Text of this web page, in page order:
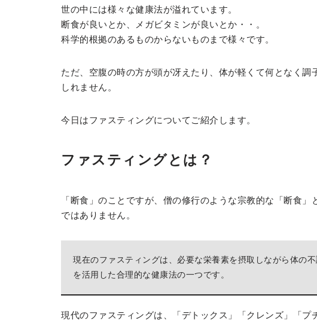
世の中には様々な健康法が溢れています。
断食が良いとか、メガビタミンが良いとか・・。
科学的根拠のあるものからないものまで様々です。
ただ、空腹の時の方が頭が冴えたり、体が軽くて何となく調
しれません。
今日はファスティングについてご紹介します。
ファスティングとは？
「断食」のことですが、僧の修行のような宗教的な「断食
ではありません。
現在のファスティングは、必要な栄養素を摂取しながら体の
を活用した合理的な健康法の一つです。
現代のファスティングは、「デトックス」「クレンズ」「プ